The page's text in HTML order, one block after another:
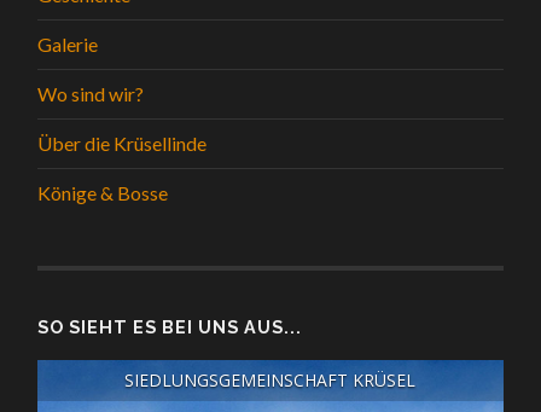
Galerie
Wo sind wir?
Über die Krüsellinde
Könige & Bosse
SO SIEHT ES BEI UNS AUS...
SIEDLUNGSGEMEINSCHAFT KRÜSEL